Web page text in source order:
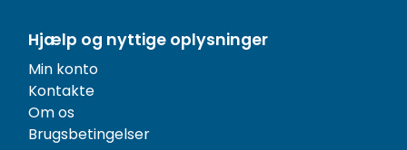
Hjælp og nyttige oplysninger
Min konto
Kontakte
Om os
Brugsbetingelser